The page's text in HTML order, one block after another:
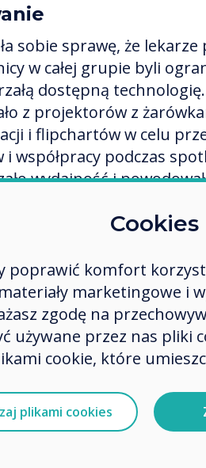
sobie sprawę, że
w całej grupie byli
dostępną
z projektorów z
i flipchartów w celu
i współpracy podczas
wydajność i
możliwości dostępu do
plików na dużym
w celu omówienia i
współpracy
lub dyskusji była
notatek ze spotkań i
do sieci w celu
prezentacje
systemów
Cookies
poprawić komfort
marketingowe i
zgodę na
używane przez nas pliki
cookie, które
plikami cookies